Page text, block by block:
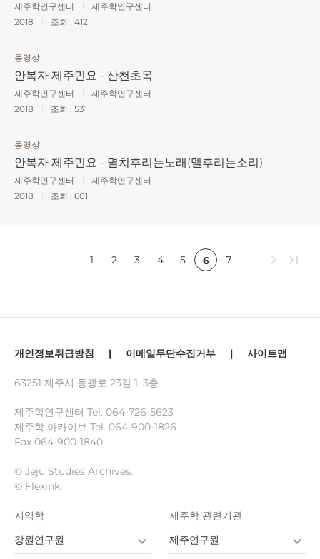
제주학연구센터
제주학연구센터
2018
조회 : 412
동영상
안복자 제주민요 - 산천초목
제주학연구센터
제주학연구센터
2018
조회 : 531
동영상
안복자 제주민요 - 멸치후리는노래(멜후리는소리)
제주학연구센터
제주학연구센터
2018
조회 : 601
1 2 3 4 5 6 7 chevron_right last_page
개인정보취급방침 | 이메일무단수집거부 | 사이트맵
63251 제주시 동광로 23길 1, 3층
제주학연구센터 Tel. 064-726-5623
제주학 아카이브 Tel. 064-900-1826
Fax 064-900-1840
© Jeju Studies Archives.
© Flexink.
지역학
강원연구원
제주학 관련기관
제주연구원